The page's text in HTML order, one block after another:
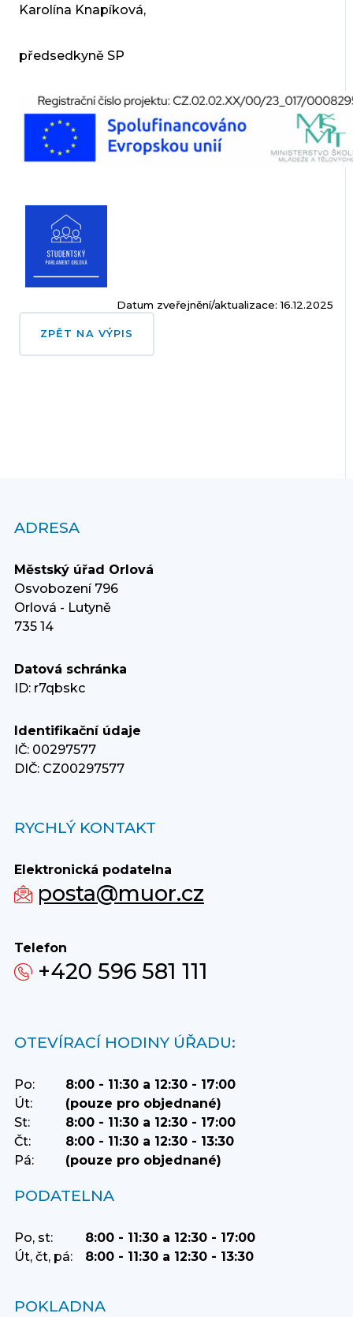
Karolína Knapíková,
předsedkyně SP
Datum zveřejnění/aktualizace: 16.12.2025
ZPĚT NA VÝPIS
ADRESA
Městský úřad Orlová
Osvobození 796
Orlová - Lutyně
735 14
Datová schránka
ID: r7qbskc
Identifikační údaje
IČ: 00297577
DIČ: CZ00297577
RYCHLÝ KONTAKT
Elektronická podatelna
posta@muor.cz
Telefon
+420 596 581 111
OTEVÍRACÍ HODINY ÚŘADU:
Po:
8:00 - 11:30 a 12:30 - 17:00
Út:
(pouze pro objednané)
St:
8:00 - 11:30 a 12:30 - 17:00
Čt:
8:00 - 11:30 a 12:30 - 13:30
Pá:
(pouze pro objednané)
PODATELNA
Po, st:
8:00 - 11:30 a 12:30 - 17:00
Út, čt, pá:
8:00 - 11:30 a 12:30 - 13:30
POKLADNA